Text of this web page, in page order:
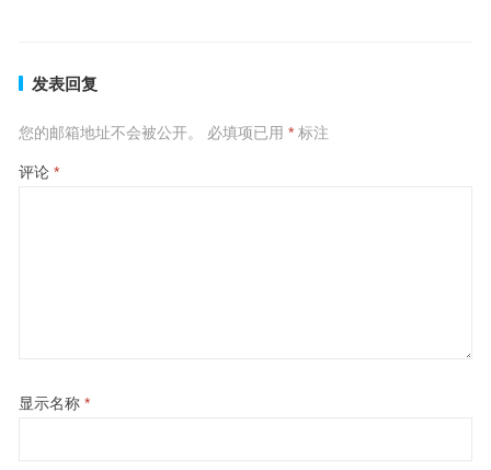
发表回复
您的邮箱地址不会被公开。 必填项已用 *标注
评论 *
显示名称 *